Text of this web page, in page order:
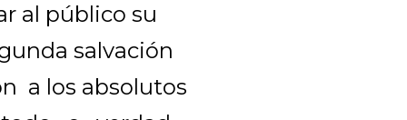
al público su
salvación
a los absolutos